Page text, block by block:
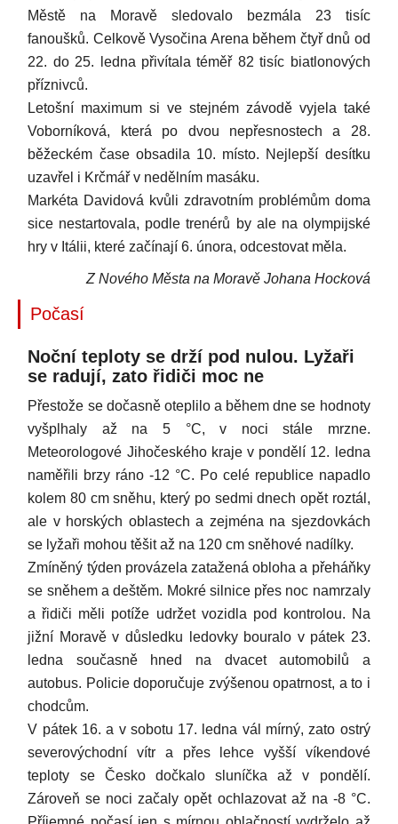
Městě na Moravě sledovalo bezmála 23 tisíc
fanoušků. Celkově Vysočina Arena během čtyř dnů od
22. do 25. ledna přivítala téměř 82 tisíc biatlonových
příznivců.
Letošní maximum si ve stejném závodě vyjela také
Voborníková, která po dvou nepřesnostech a 28.
běžeckém čase obsadila 10. místo. Nejlepší desítku
uzavřel i Krčmář v nedělním masáku.
Markéta Davidová kvůli zdravotním problémům doma
sice nestartovala, podle trenérů by ale na olympijské
hry v Itálii, které začínají 6. února, odcestovat měla.
Z Nového Města na Moravě Johana Hocková
Počasí
Noční teploty se drží pod nulou. Lyžaři
se radují, zato řidiči moc ne
Přestože se dočasně oteplilo a během dne se hodnoty
vyšplhaly až na 5 °C, v noci stále mrzne.
Meteorologové Jihočeského kraje v pondělí 12. ledna
naměřili brzy ráno -12 °C. Po celé republice napadlo
kolem 80 cm sněhu, který po sedmi dnech opět roztál,
ale v horských oblastech a zejména na sjezdovkách
se lyžaři mohou těšit až na 120 cm sněhové nadílky.
Zmíněný týden provázela zatažená obloha a přeháňky
se sněhem a deštěm. Mokré silnice přes noc namrzaly
a řidiči měli potíže udržet vozidla pod kontrolou. Na
jižní Moravě v důsledku ledovky bouralo v pátek 23.
ledna současně hned na dvacet automobilů a
autobus. Policie doporučuje zvýšenou opatrnost, a to i
chodcům.
V pátek 16. a v sobotu 17. ledna vál mírný, zato ostrý
severovýchodní vítr a přes lehce vyšší víkendové
teploty se Česko dočkalo sluníčka až v pondělí.
Zároveň se noci začaly opět ochlazovat až na -8 °C.